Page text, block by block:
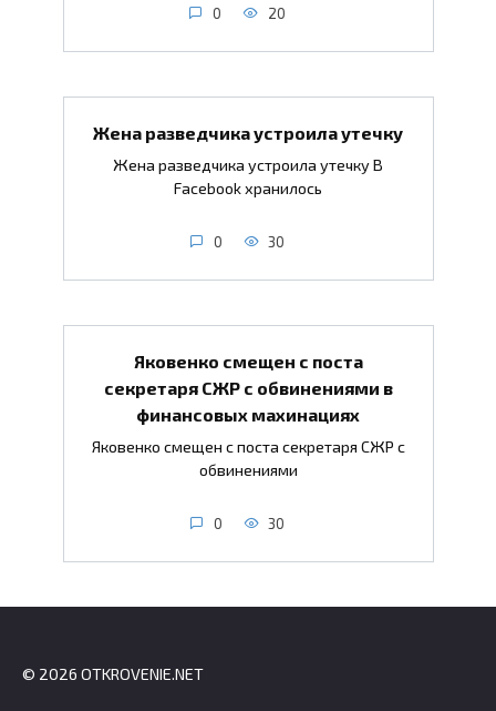
0 20
Жена разведчика устроила утечку
Жена разведчика устроила утечку В
Facebook хранилось
0 30
Яковенко смещен с поста
секретаря СЖР с обвинениями в
финансовых махинациях
Яковенко смещен с поста секретаря СЖР с
обвинениями
0 30
© 2026 OTKROVENIE.NET